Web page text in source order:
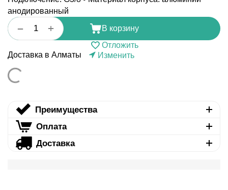
анодированный
+
−
В корзину
Отложить
Доставка в Алматы
Изменить
Преимущества
Оплата
Доставка